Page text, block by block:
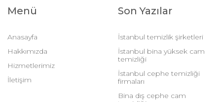
Menü
Anasayfa
Hakkımızda
Hizmetlerimiz
İletişim
Son Yazılar
İstanbul temizlik şirketleri
İstanbul bina yüksek cam
temizliği
İstanbul cephe temizliği
firmaları
Bina dış cephe cam